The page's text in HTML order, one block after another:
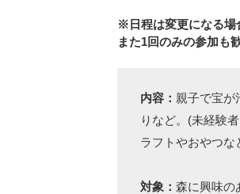
※日程は変更になる場
また1回のみの参加も
内容： 親子で宝が
りなど。(未経験
ラフトやおやつな
対象： 森に興味の